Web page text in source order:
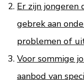
Er zijn jongeren
gebrek aan
problemen of
Voor sommige
aanbod van